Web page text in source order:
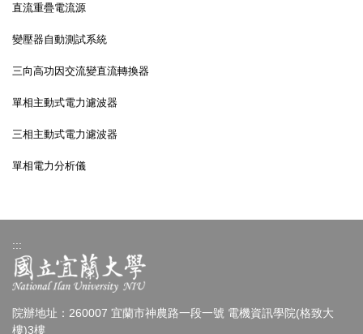
直流重疊電流源
變壓器自動測試系統
三向高功因交流變直流轉換器
單相主動式電力濾波器
三相主動式電力濾波器
單相電力分析儀
:::
院辦地址：260007 宜蘭市神農路一段一號 電機資訊學院(格致大
樓)3樓